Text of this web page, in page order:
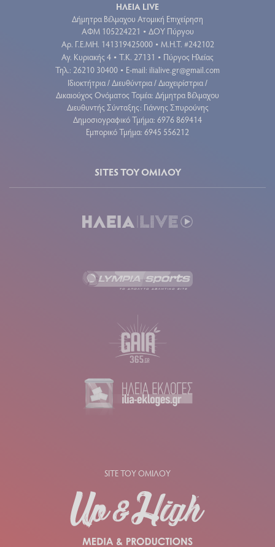
ΗΛΕΙΑ LIVE
Δήμητρα Βέλμαχου Ατομική Επιχείρηση
ΑΦΜ 105224221 • ΔΟΥ Πύργου
Aρ. Γ.Ε.ΜΗ. 141319425000 • Μ.Η.Τ. #242102
Αγ. Κυριακής 4 • Τ.Κ. 27131 • Πύργος Ηλείας
Τηλ.: 26210 30400 • E-mail: ilialive.gr@gmail.com
Ιδιοκτήτρια / Διευθύντρια / Διαχειρίστρια /
Δικαιούχος Ονόματος Τομέα: Δήμητρα Βέλμαχου
Διευθυντής Σύνταξης: Γιάννης Σπυρούνης
Δημοσιογραφικό Τμήμα: 6976 869414
Εμπορικό Τμήμα: 6945 556212
SITES ΤΟΥ ΟΜΙΛΟΥ
SITE ΤΟΥ ΟΜΙΛΟΥ